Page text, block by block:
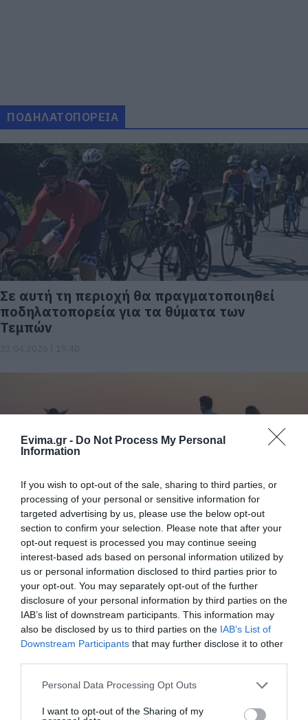
Evima.gr - Do Not Process My Personal
Information
If you wish to opt-out of the sale, sharing to third parties, or
processing of your personal or sensitive information for
targeted advertising by us, please use the below opt-out
section to confirm your selection. Please note that after your
opt-out request is processed you may continue seeing
interest-based ads based on personal information utilized by
us or personal information disclosed to third parties prior to
your opt-out. You may separately opt-out of the further
disclosure of your personal information by third parties on the
IAB’s list of downstream participants. This information may
also be disclosed by us to third parties on the IAB’s List of
Downstream Participants that may further disclose it to other
Please note that this website/app uses one or more Google
not limited to your visit or usage behaviour. You may click to
Personal Data Processing Opt Outs
I want to opt-out of the Sharing of my
ΠΟΔΗΛΑΤΟΠΟΡΕΙΑ
Σε αυτή τη περιοχή θα πραγματοποιηθεί
ποδηλατοπορεία για τα θύματα των
Τεμπών
Νότια Εύβοια: Ποδηλατοπορεία σήμερα
στην Κάρυστο – Η διαδρομή
02.10.2022 | 09:40